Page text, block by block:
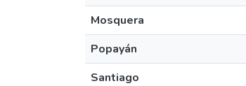
Mosquera
Popayán
Santiago